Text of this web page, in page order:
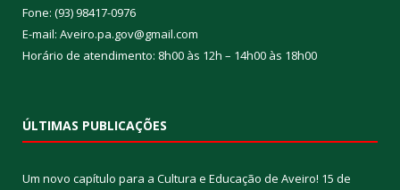
Fone: (93) 98417-0976
E-mail: Aveiro.pa.gov@gmail.com
Horário de atendimento: 8h00 às 12h – 14h00 às 18h00
ÚLTIMAS PUBLICAÇÕES
Um novo capítulo para a Cultura e Educação de Aveiro! 15 de